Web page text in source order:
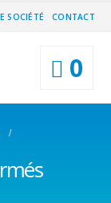
SOCIÉTÉ CONTACT
0